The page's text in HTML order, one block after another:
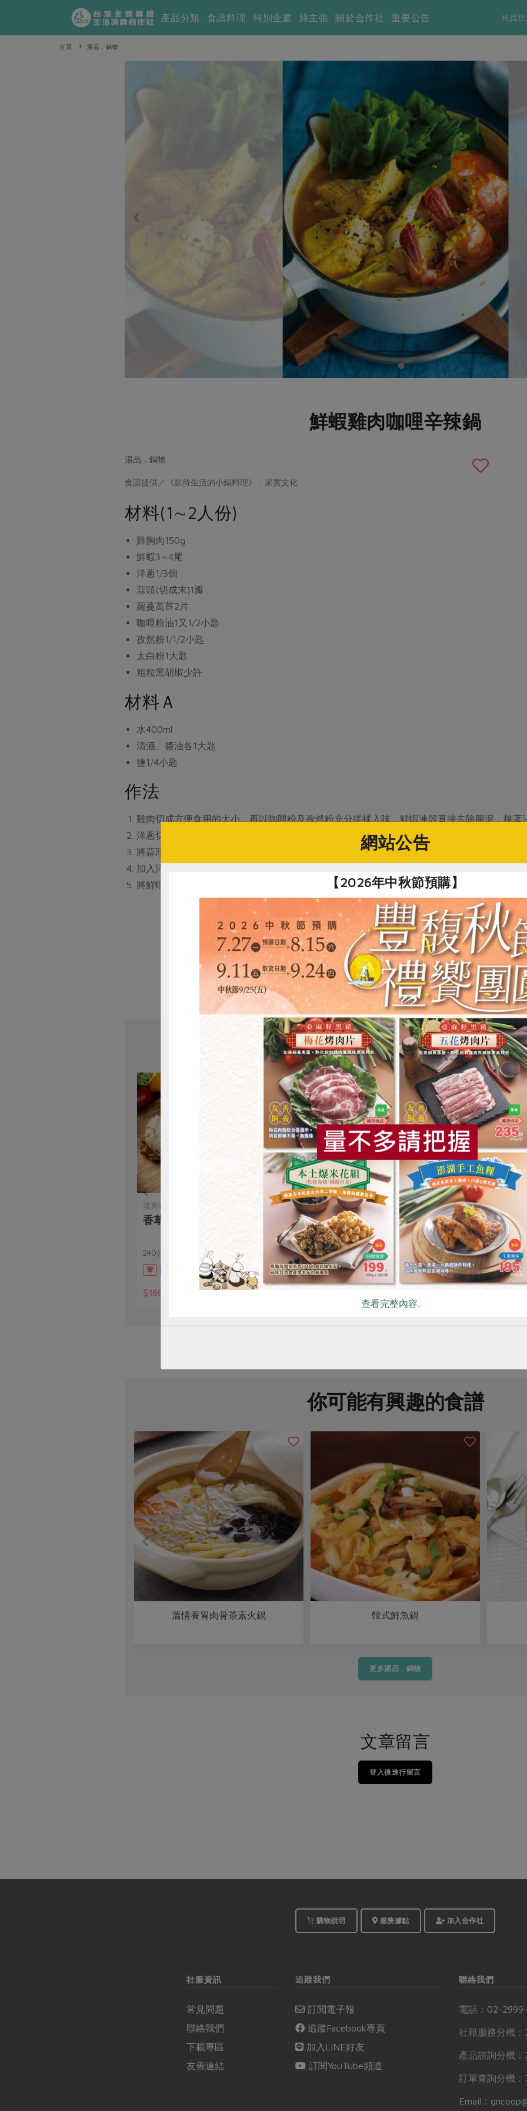
社員登
產品分類 食譜料理 特別企畫 綠主張 關於合作社 重要公告
首頁 湯品．鍋物
鮮蝦雞肉咖哩辛辣鍋
湯品．鍋物
食譜提供／《款待生活的小鍋料理》．采實文化
材料(1∼2人份)
雞胸肉150g
鮮蝦3∼4尾
洋蔥1/3個
蒜頭(切成末)1瓣
蘿蔓萵苣2片
咖哩粉油1又1/2小匙
孜然粉1/1/2小匙
太白粉1大匙
粗粒黑胡椒少許
材料Ａ
水400ml
清酒、醬油各1大匙
鹽1/4小匙
作法
雞肉切成方便食用的大小，再以咖哩粉及孜然粉充分搓揉入味。鮮蝦連殼直接去除腸泥，接
洋蔥切成薄片。蘿蔓萵苣切成方便食用的大小。
將蒜頭及橄欖油倒入鍋中以中火加熱，爆香後加入雞肉，拌炒至上色為止。
加入洋蔥迅速炒一下，再加入材料A，接著在煮滾的同時一邊撈除浮沫。
將鮮蝦及蘿蔓萵苣加入作法4中迅速煮一下，最後撒上粗粒黑胡椒。
# 火鍋
買回食材自己做
漢典食品股份有限公司
香草雞胸肉(生)-240g
240公克
葷
$160
邱經堯
冷凍白蝦-300g
300公克
葷
冷凍
喜樂之泉股份有限公司
有機薄鹽醬油-210ml
210毫升
全素
常溫
你可能有興趣的食譜
溫情養胃肉骨茶素火鍋 韓式鮮魚鍋
更多湯品．鍋物
文章留言
登入後進行留言
購物說明 服務據點 加入合作社
社服資訊
常見問題
聯絡我們
下載專區
友善連結
追蹤我們
訂閱電子報
追蹤Facebook專頁
加入LINE好友
訂閱YouTube頻道
聯絡我們
電話： 02-
社籍服務分機：
產品諮詢分機：
訂單查詢分機
Email：
惜食 RPET 食譜 減硝酸鹽 雞蛋 食安 共同
網站公告
【2026年中秋節預購】
查看完整內容..